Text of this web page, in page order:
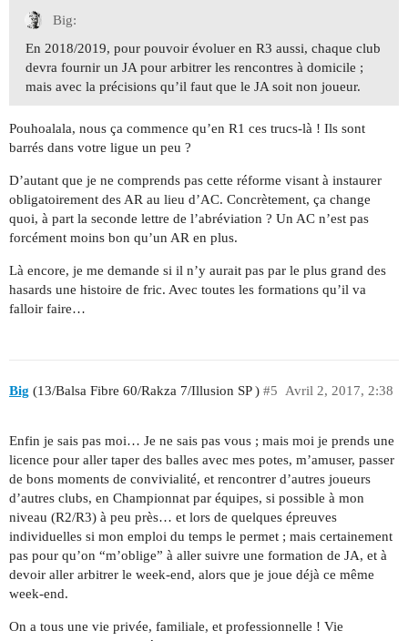
Big:
En 2018/2019, pour pouvoir évoluer en R3 aussi, chaque club
devra fournir un JA pour arbitrer les rencontres à domicile ;
mais avec la précisions qu’il faut que le JA soit non joueur.
Pouhoalala, nous ça commence qu’en R1 ces trucs-là ! Ils sont
barrés dans votre ligue un peu ?
D’autant que je ne comprends pas cette réforme visant à instaurer
obligatoirement des AR au lieu d’AC. Concrètement, ça change
quoi, à part la seconde lettre de l’abréviation ? Un AC n’est pas
forcément moins bon qu’un AR en plus.
Là encore, je me demande si il n’y aurait pas par le plus grand des
hasards une histoire de fric. Avec toutes les formations qu’il va
falloir faire…
Big (13/Balsa Fibre 60/Rakza 7/Illusion SP ) Avril 2, 2017, 2:38
#5
Enfin je sais pas moi… Je ne sais pas vous ; mais moi je prends une
licence pour aller taper des balles avec mes potes, m’amuser, passer
de bons moments de convivialité, et rencontrer d’autres joueurs
d’autres clubs, en Championnat par équipes, si possible à mon
niveau (R2/R3) à peu près… et lors de quelques épreuves
individuelles si mon emploi du temps le permet ; mais certainement
pas pour qu’on “m’oblige” à aller suivre une formation de JA, et à
devoir aller arbitrer le week-end, alors que je joue déjà ce même
week-end.
On a tous une vie privée, familiale, et professionnelle ! Vie